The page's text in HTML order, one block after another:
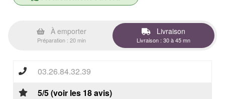
À emporter
Préparation : 20 min
Livraison
Livraison : 30 à 45 mn
03.26.84.32.39
5/5 (voir les 18 avis)